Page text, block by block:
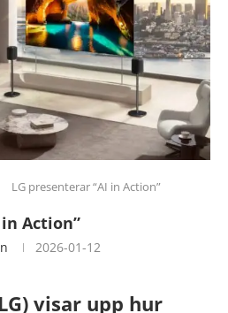
LG presenterar “AI in Action”
Action”
2026-01-12
visar upp hur